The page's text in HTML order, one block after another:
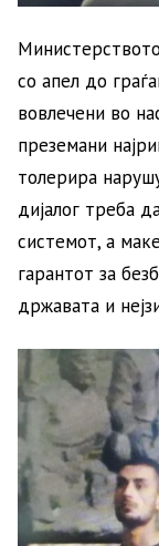
со апел до
вовлечени во
преземани
толерира
дијалог треба
системот, а
гарантот за
државата и